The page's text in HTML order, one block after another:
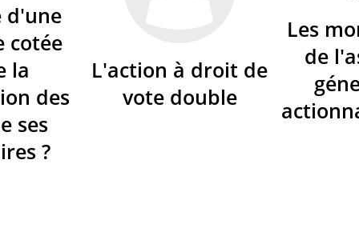
d'une
cotée
la
des
ses
?
L'action à droit de
vote double
Les
de